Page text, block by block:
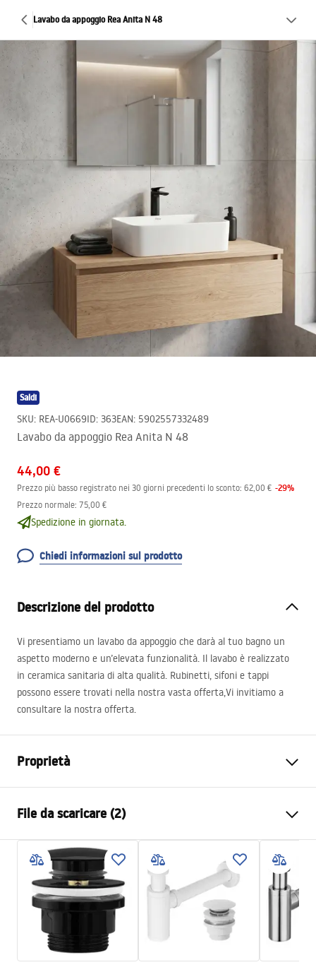
Lavabo da appoggio Rea Anita N 48
Saldi
SKU: REA-U0669ID: 363EAN: 5902557332489
Lavabo da appoggio Rea Anita N 48
44,00 €
Prezzo più basso registrato nei 30 giorni precedenti lo sconto: 62,00 € -29%
Prezzo normale: 75,00 €
Spedizione in giornata.
Chiedi informazioni sul prodotto
Descrizione del prodotto
Vi presentiamo un lavabo da appoggio che darà al tuo bagno un
aspetto moderno e un’elevata funzionalità. Il lavabo è realizzato
in ceramica sanitaria di alta qualità. Rubinetti, sifoni e tappi
possono essere trovati nella nostra vasta offerta,Vi invitiamo a
consultare la nostra offerta.
Proprietà
Materiale
Colore
Bianco
Finitura
Lucido
Lunghezza
485mm
Larghezza
375
Altezza
Profondità
File da scaricare (2)
Istruzioni di montaggio
Basin.pdf
Condizioni di garanzia
Warranty_Terms_and_Conditions_Basins_-_5.pdf